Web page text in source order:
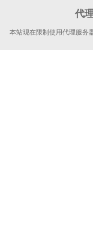
代
本站现在限制使用代理服务